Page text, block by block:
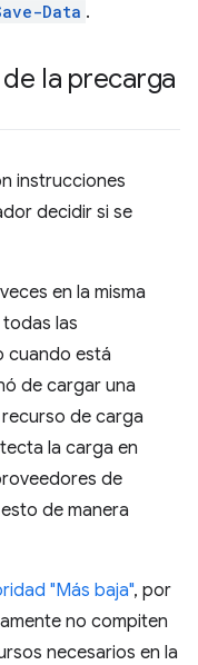
Data .
la precarga
instrucciones
decidir si se
en la misma
las
cuando está
de cargar una
de carga
la carga en
de
de manera
"Más baja", por
no compiten
necesarios en la